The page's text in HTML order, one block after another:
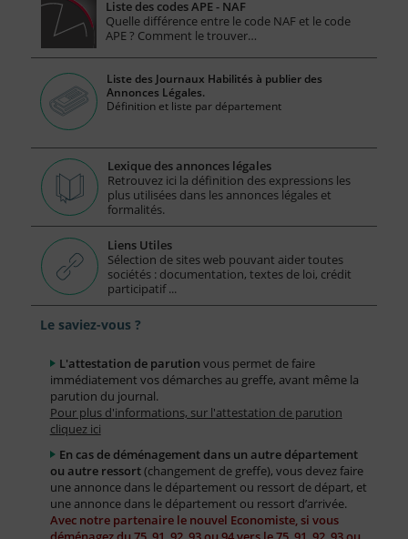
Liste des codes APE - NAF
Quelle différence entre le code NAF et le code
APE ? Comment le trouver…
Liste des Journaux Habilités à publier des
Annonces Légales.
Définition et liste par département
Lexique des annonces légales
Retrouvez ici la définition des expressions les
plus utilisées dans les annonces légales et
formalités.
Liens Utiles
Sélection de sites web pouvant aider toutes
sociétés : documentation, textes de loi, crédit
participatif ...
Le saviez-vous ?
L'attestation de parution vous permet de faire
immédiatement vos démarches au greffe, avant même la
parution du journal.
Pour plus d'informations, sur l'attestation de parution
cliquez ici
En cas de déménagement dans un autre département
ou autre ressort(changement de greffe), vous devez faire
une annonce dans le département ou ressort de départ, et
une annonce dans le département ou ressort d’arrivée.
Avec notre partenaire le nouvel Economiste, si vous